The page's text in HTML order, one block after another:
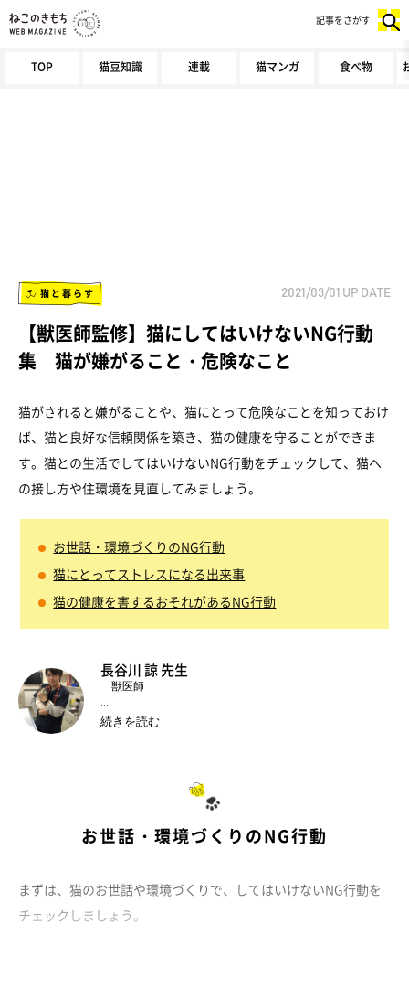
TOP 猫豆知識 連載 猫マンガ 食べ物
記事をさがす
猫と暮らす 2021/03/01 UP DATE
【獣医師監修】猫にしてはいけないNG行動
集 猫が嫌がること・危険なこと
猫がされると嫌がることや、猫にとって危険なことを知っておけ
ば、猫と良好な信頼関係を築き、猫の健康を守ることができま
す。猫との生活でしてはいけないNG行動をチェックして、猫へ
の接し方や住環境を見直してみましょう。
お世話・環境づくりのNG行動
猫にとってストレスになる出来事
猫の健康を害するおそれがあるNG行動
長谷川 諒 先生
獣医師
株式会社Ani-vet
日本猫医学会／
●書籍（監修）：『知っておきたい ネコの多頭飼いのす
の60種』メイツ出版
続きを読む
お世話・環境づくりのNG行動
まずは、猫のお世話や環境づくりで、してはいけないNG行動を
チェックしましょう。